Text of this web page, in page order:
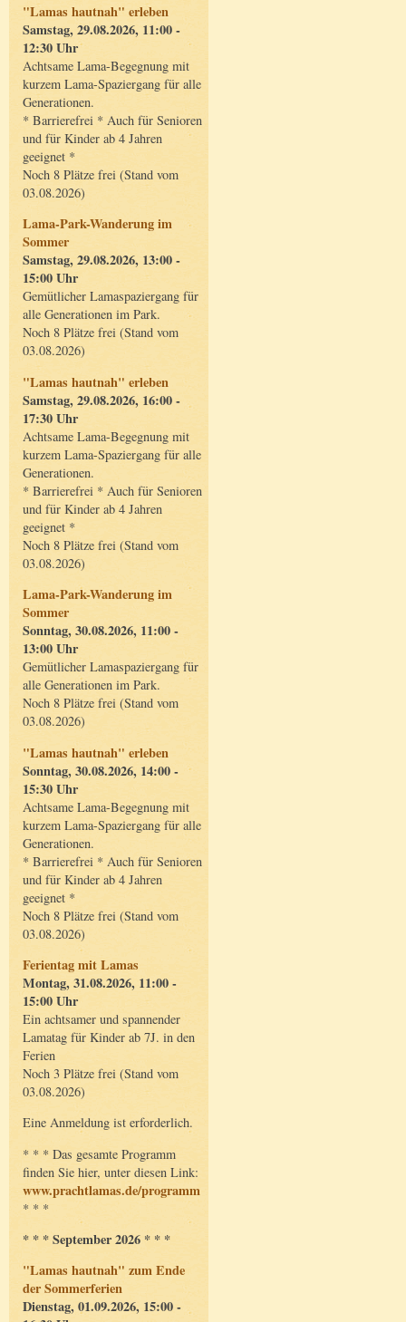
"Lamas hautnah" erleben
Samstag, 29.08.2026, 11:00 -
12:30 Uhr
Achtsame Lama-Begegnung mit
kurzem Lama-Spaziergang für alle
Generationen.
* Barrierefrei * Auch für Senioren
und für Kinder ab 4 Jahren
geeignet *
Noch 8 Plätze frei (Stand vom
03.08.2026)
Lama-Park-Wanderung im
Sommer
Samstag, 29.08.2026, 13:00 -
15:00 Uhr
Gemütlicher Lamaspaziergang für
alle Generationen im Park.
Noch 8 Plätze frei (Stand vom
03.08.2026)
"Lamas hautnah" erleben
Samstag, 29.08.2026, 16:00 -
17:30 Uhr
Achtsame Lama-Begegnung mit
kurzem Lama-Spaziergang für alle
Generationen.
* Barrierefrei * Auch für Senioren
und für Kinder ab 4 Jahren
geeignet *
Noch 8 Plätze frei (Stand vom
03.08.2026)
Lama-Park-Wanderung im
Sommer
Sonntag, 30.08.2026, 11:00 -
13:00 Uhr
Gemütlicher Lamaspaziergang für
alle Generationen im Park.
Noch 8 Plätze frei (Stand vom
03.08.2026)
"Lamas hautnah" erleben
Sonntag, 30.08.2026, 14:00 -
15:30 Uhr
Achtsame Lama-Begegnung mit
kurzem Lama-Spaziergang für alle
Generationen.
* Barrierefrei * Auch für Senioren
und für Kinder ab 4 Jahren
geeignet *
Noch 8 Plätze frei (Stand vom
03.08.2026)
Ferientag mit Lamas
Montag, 31.08.2026, 11:00 -
15:00 Uhr
Ein achtsamer und spannender
Lamatag für Kinder ab 7J. in den
Ferien
Noch 3 Plätze frei (Stand vom
03.08.2026)
Eine Anmeldung ist erforderlich.
* * * Das gesamte Programm
finden Sie hier, unter diesen Link:
www.prachtlamas.de/programm
* * *
* * * September 2026 * * *
"Lamas hautnah" zum Ende
der Sommerferien
Dienstag, 01.09.2026, 15:00 -